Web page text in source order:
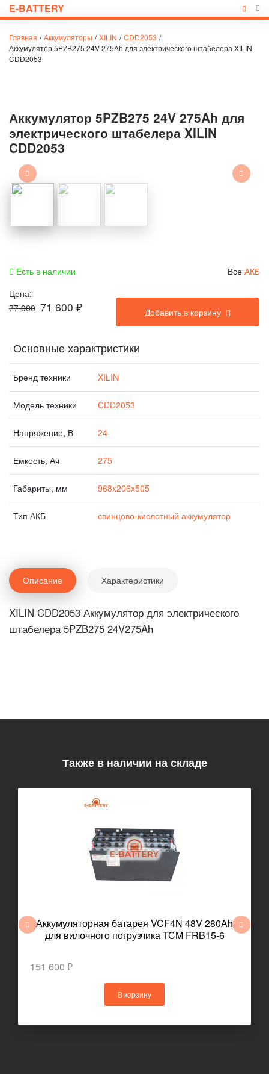
E-BATTERY
Главная / Аккумуляторы / XILIN / CDD2053 /
Аккумулятор 5PZB275 24V 275Ah для электрического штабелера XILIN
CDD2053
Аккумулятор 5PZB275 24V 275Ah для
электрического штабелера XILIN
CDD2053
Есть в наличии Все АКБ
Цена:
77 000 71 600 ₽ Добавить в корзину
Основные характристики
Бренд техники XILIN
Модель техники CDD2053
Напряжение, В 24
Емкость, Ач 275
Габариты, мм 968x206x505
Тип АКБ свинцово-кислотный аккумулятор
Описание Характеристики
XILIN CDD2053 Аккумулятор для электрического
штабелера 5PZB275 24V275Ah
Также в наличии на складе
Аккумуляторная батарея VCF4N 48V 280Ah
для вилочного погрузчика TCM FRB15-6
151 600 ₽
В корзину